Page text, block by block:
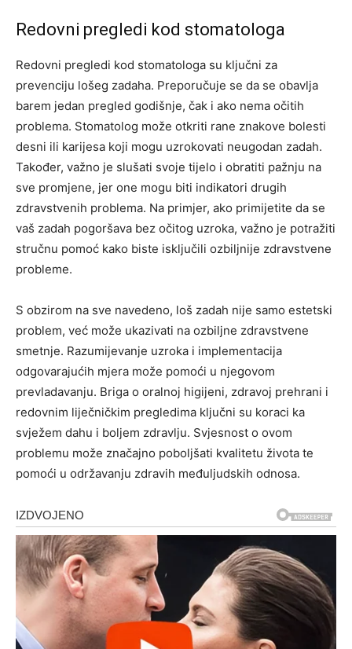
Redovni pregledi kod stomatologa
Redovni pregledi kod stomatologa su ključni za
prevenciju lošeg zadaha. Preporučuje se da se obavlja
barem jedan pregled godišnje, čak i ako nema očitih
problema. Stomatolog može otkriti rane znakove bolesti
desni ili karijesa koji mogu uzrokovati neugodan zadah.
Također, važno je slušati svoje tijelo i obratiti pažnju na
sve promjene, jer one mogu biti indikatori drugih
zdravstvenih problema. Na primjer, ako primijetite da se
vaš zadah pogoršava bez očitog uzroka, važno je potražiti
stručnu pomoć kako biste isključili ozbiljnije zdravstvene
probleme.
S obzirom na sve navedeno, loš zadah nije samo estetski
problem, već može ukazivati na ozbiljne zdravstvene
smetnje. Razumijevanje uzroka i implementacija
odgovarajućih mjera može pomoći u njegovom
prevladavanju. Briga o oralnoj higijeni, zdravoj prehrani i
redovnim liječničkim pregledima ključni su koraci ka
svježem dahu i boljem zdravlju. Svjesnost o ovom
problemu može značajno poboljšati kvalitetu života te
pomoći u održavanju zdravih međuljudskih odnosa.